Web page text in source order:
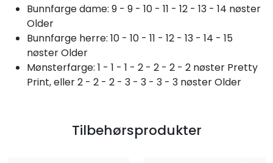
Bunnfarge dame: 9 - 9 - 10 - 11 - 12 - 13 - 14 nøster
Older
Bunnfarge herre: 10 - 10 - 11 - 12 - 13 - 14 - 15
nøster Older
Mønsterfarge: 1 - 1 - 1 - 2 - 2 - 2 - 2 nøster Pretty
Print, eller 2 - 2 - 2 - 3 - 3 - 3 - 3 nøster Older
Tilbehørsprodukter